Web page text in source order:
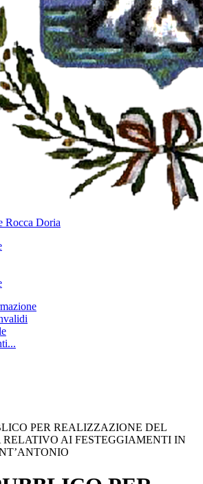
Rocca Doria
PER REALIZZAZIONE DEL
RELATIVO AI FESTEGGIAMENTI IN